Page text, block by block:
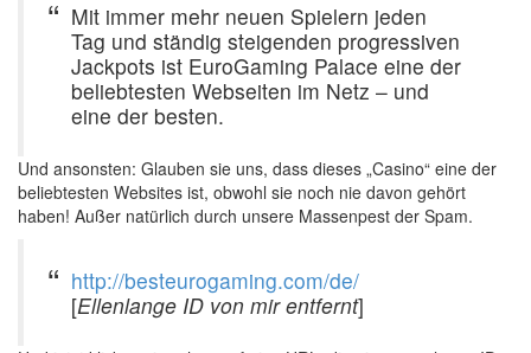
Mit immer mehr neuen Spielern jeden
Tag und ständig steigenden progressiven
Jackpots ist EuroGaming Palace eine der
beliebtesten Webseiten im Netz – und
eine der besten.
Und ansonsten: Glauben sie uns, dass dieses „Casino“ eine der
beliebtesten Websites ist, obwohl sie noch nie davon gehört
haben! Außer natürlich durch unsere Massenpest der Spam.
http://besteurogaming.com/de/
[Ellenlange ID von mir entfernt]